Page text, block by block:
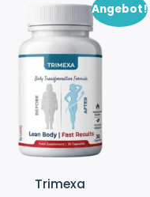
Angebot!
Trimexa